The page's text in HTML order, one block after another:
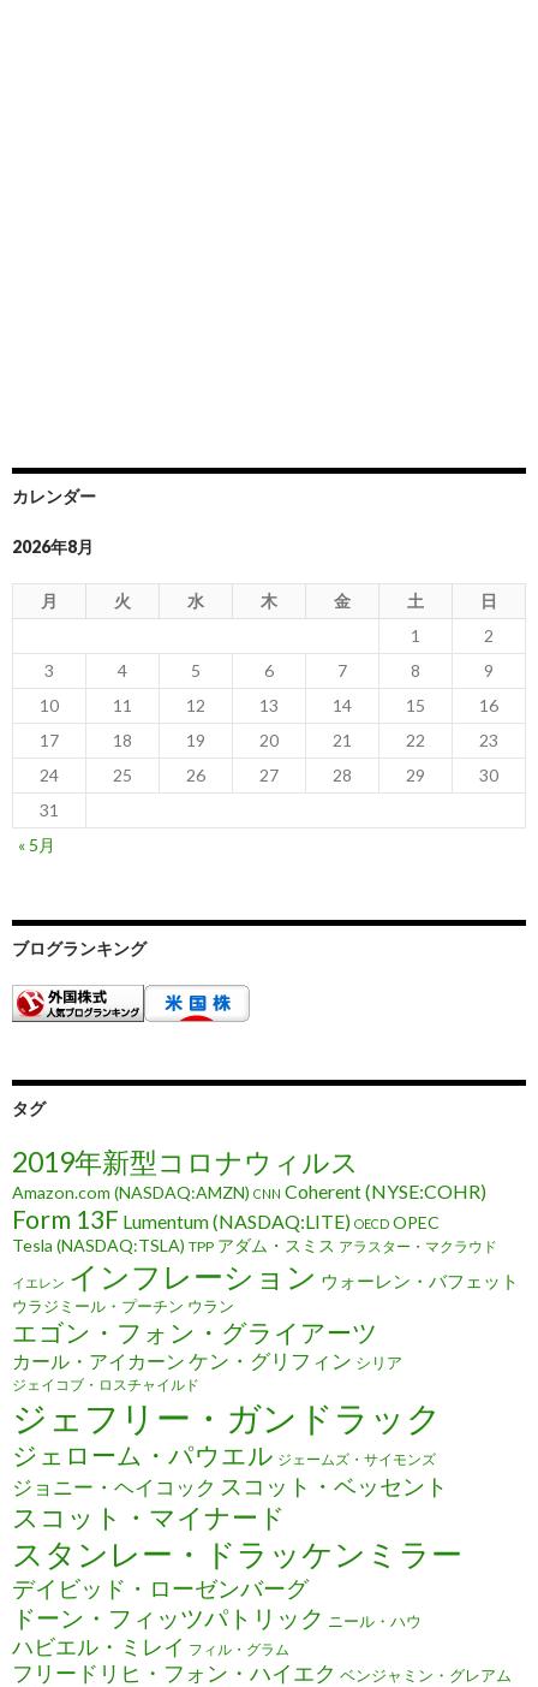
カレンダー
2026年8月
月 火 水 木 金 土
日
1
2
3
4 5 6 7 8
9
10
11 12 13 14 15
16
17
18 19 20 21 22
23
24
25 26 27 28 29
30
31
« 5月
ブログランキング
タグ
2019年新型コロナウィルス
Amazon.com (NASDAQ:AMZN) CNN Coherent (NYSE:COHR)
Form 13F Lumentum (NASDAQ:LITE) OECD OPEC
Tesla (NASDAQ:TSLA) TPP アダム・スミス アラスター・マクラウド
イエレン インフレーション ウォーレン・バフェット
ウラジミール・プーチン ウラン
エゴン・フォン・グライアーツ
カール・アイカーン ケン・グリフィン シリア
ジェイコブ・ロスチャイルド
ジェフリー・ガンドラック
ジェローム・パウエル ジェームズ・サイモンズ
ジョニー・ヘイコック スコット・ベッセント
スコット・マイナード
スタンレー・ドラッケンミラー
デイビッド・ローゼンバーグ
ドーン・フィッツパトリック ニール・ハウ
ハビエル・ミレイ フィル・グラム
フリードリヒ・フォン・ハイエク ベンジャミン・グレアム